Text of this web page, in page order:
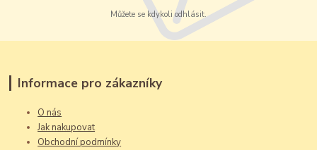
Můžete se kdykoli odhlásit.
Informace pro zákazníky
O nás
Jak nakupovat
Obchodní podmínky